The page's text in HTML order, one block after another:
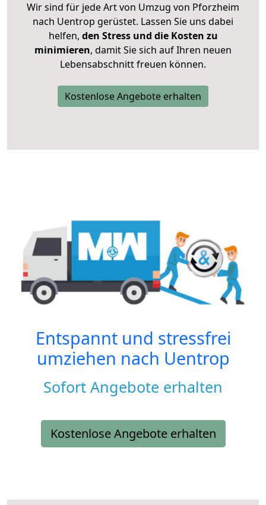
Wir sind für jede Art von Umzug von Pforzheim
nach Uentrop gerüstet. Lassen Sie uns dabei
helfen, den Stress und die Kosten zu
minimieren, damit Sie sich auf Ihren neuen
Lebensabschnitt freuen können.
Kostenlose Angebote erhalten
Entspannt und stressfrei
umziehen nach Uentrop
Sofort Angebote erhalten
Kostenlose Angebote erhalten